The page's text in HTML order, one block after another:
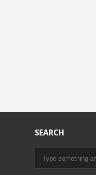
SEARCH